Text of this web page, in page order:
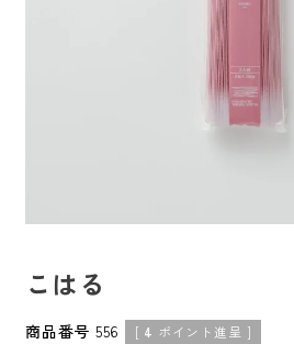
こはる
商品番号 556 [ 4 ポイント進呈 ]